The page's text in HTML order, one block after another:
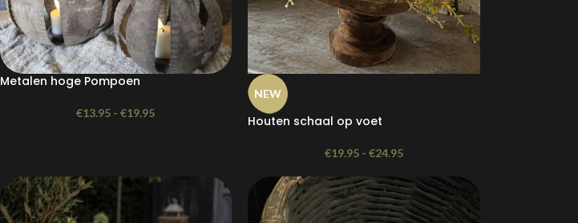
Metalen hoge Pompoen
€13.95 - €19.95
NEW
Houten schaal op voet
€19.95 - €24.95